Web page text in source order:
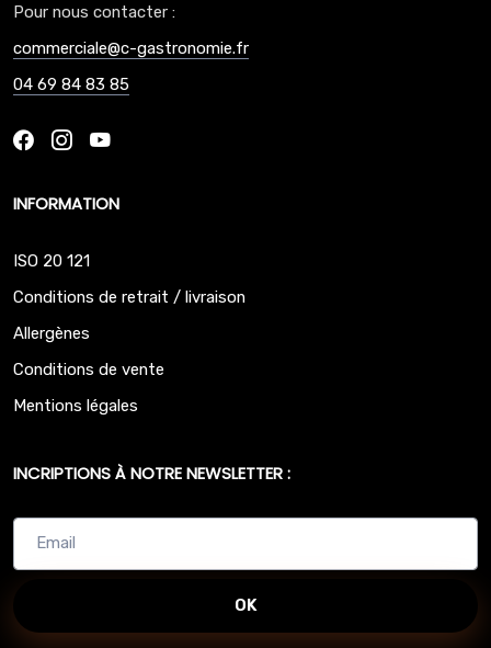
Pour nous contacter :
commerciale@c-gastronomie.fr
04 69 84 83 85
INFORMATION
ISO 20 121
Conditions de retrait / livraison
Allergènes
Conditions de vente
Mentions légales
INCRIPTIONS À NOTRE NEWSLETTER :
OK